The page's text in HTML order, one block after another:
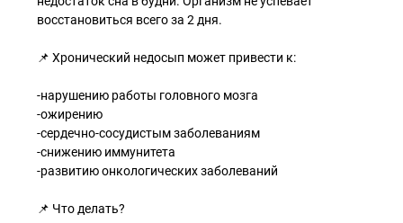
восстановиться всего за 2 дня.
📌 Хронический недосып может привести к:
-нарушению работы головного мозга
-ожирению
-сердечно-сосудистым заболеваниям
-снижению иммунитета
-развитию онкологических заболеваний
📌 Что делать?